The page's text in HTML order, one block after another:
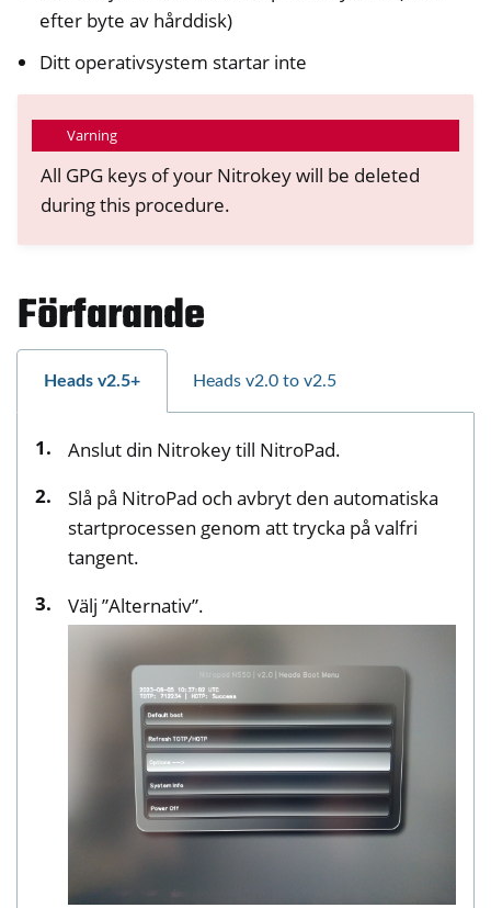
navigation of NitroPhone, NitroTablet
navigation of NextBox
navigation of NetHSM
navigation of NitroWall
navigation of NitroWall NW750
navigation of Programvara
efter byte av hårddisk)
Ditt operativsystem startar inte
Varning
All GPG keys of your Nitrokey will be deleted
during this procedure.
Förfarande
Heads v2.5+ Heads v2.0 to v2.5
Anslut din Nitrokey till NitroPad.
Slå på NitroPad och avbryt den automatiska
startprocessen genom att trycka på valfri
tangent.
Välj ”Alternativ”.